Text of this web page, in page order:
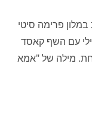
פרימה סיטי
עם השף קאסד
מילה של "אמא